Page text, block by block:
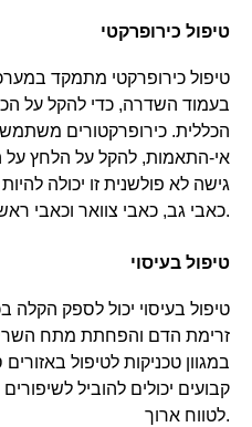
טיפול כירופרקטי
טיפול כירופרקטי מתמקד
בעמוד השדרה, כדי להקל על
הכללית. כירופרקטורים
אי-התאמות, להקל על הלחץ על
גישה לא פולשנית זו יכולה
כאבי גב, כאבי צוואר וכאבי ראש.
טיפול בעיסוי
טיפול בעיסוי יכול לספק הקלה
זרימת הדם והפחתת מתח
במגוון טכניקות לטיפול
קבועים יכולים להוביל
לטווח ארוך.